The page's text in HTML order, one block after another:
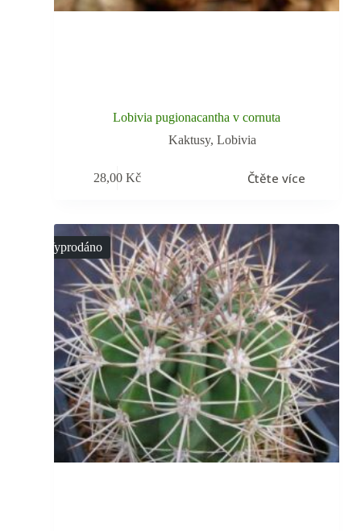
Lobivia pugionacantha v cornuta
Kaktusy,Lobivia
28,00 Kč Čtěte více
Vyprodáno